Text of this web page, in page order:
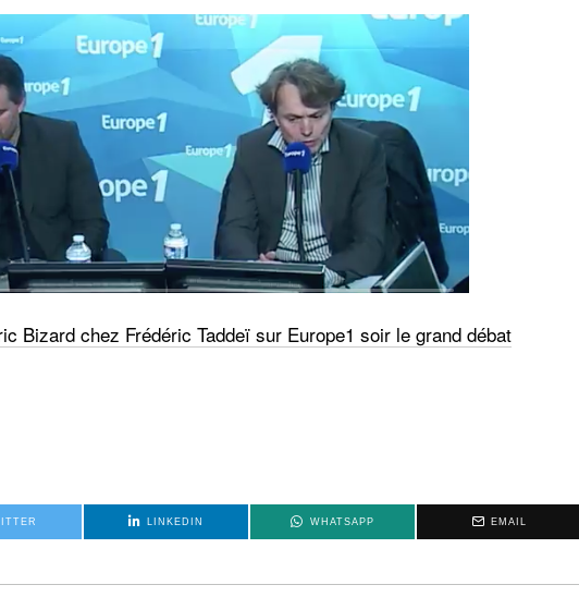
Bizard chez Frédéric Taddeï sur Europe1 soir le grand débat
LINKEDIN WHATSAPP EMAIL